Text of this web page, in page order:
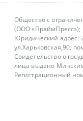
Общество с
(ООО «ПраймПресс»);
Юридический адрес:
ул.Харьковская,90,
Свидетельство о
лица выдано
Регистрационный